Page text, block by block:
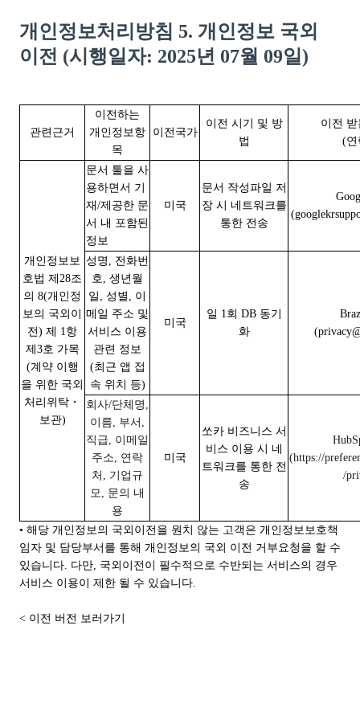
개인정보처리방침 5. 개인정보 국외
이전 (시행일자: 2025년 07월 09일)
관련근거
이전하는
개인정보항
목
이전국가
이전 시기 및 방
법
이전
(연
개인정보보
호법 제28조
의 8(개인정
보의 국외이
전) 제 1항
제3호 가목
(계약 이행
을 위한 국외
처리위탁・
보관)
문서 툴을 사
용하면서 기
재/제공한 문
서 내 포함된
정보
미국
문서 작성파일 저
장 시 네트워크를
통한 전송
성명, 전화번
호, 생년월
일, 성별, 이
메일 주소 및
서비스 이용
관련 정보
(최 근 앱 접
속 위치 등)
미국
일 1회 DB 동기
화
회사/단체명,
이름, 부서,
직급, 이메일
주소, 연락
처, 기업규
모, 문의 내
용
미국
쏘카 비즈니스 서
비스 이용 시 네
트워크를 통한 전
송
(https://
/
• 해당 개인정보의 국외이전을 원치 않는 고객은 개인정보보호책
임자 및 담당부서를 통해 개인정보의 국외 이전 거부요청을 할 수
있습니다. 다만, 국외이전이 필수적으로 수반되는 서비스의 경우
서비스 이용이 제한 될 수 있습니다.
< 이전 버전 보러가기